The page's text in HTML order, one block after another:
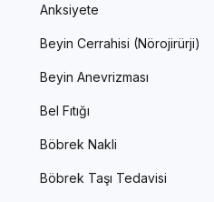
Anksiyete
Beyin Cerrahisi (Nörojirürji)
Beyin Anevrizması
Bel Fıtığı
Böbrek Nakli
Böbrek Taşı Tedavisi